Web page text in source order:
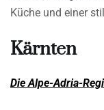
Küche und einer
Kärnten
Die Alpe-Adria-